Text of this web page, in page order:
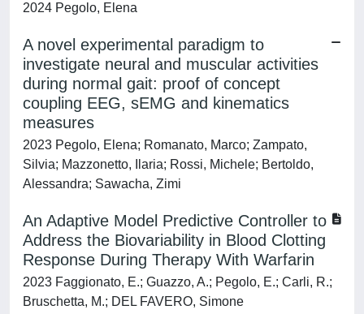
2024 Pegolo, Elena
A novel experimental paradigm to
investigate neural and muscular activities
during normal gait: proof of concept
coupling EEG, sEMG and kinematics
measures
2023 Pegolo, Elena; Romanato, Marco; Zampato,
Silvia; Mazzonetto, Ilaria; Rossi, Michele; Bertoldo,
Alessandra; Sawacha, Zimi
An Adaptive Model Predictive Controller to
Address the Biovariability in Blood Clotting
Response During Therapy With Warfarin
2023 Faggionato, E.; Guazzo, A.; Pegolo, E.; Carli, R.;
Bruschetta, M.; DEL FAVERO, Simone